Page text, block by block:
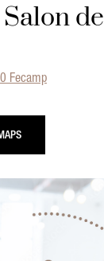
de
Fecamp